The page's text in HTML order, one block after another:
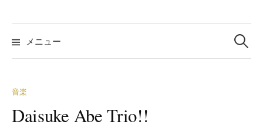
メニュー
検
索:
音楽
Daisuke Abe Trio!!